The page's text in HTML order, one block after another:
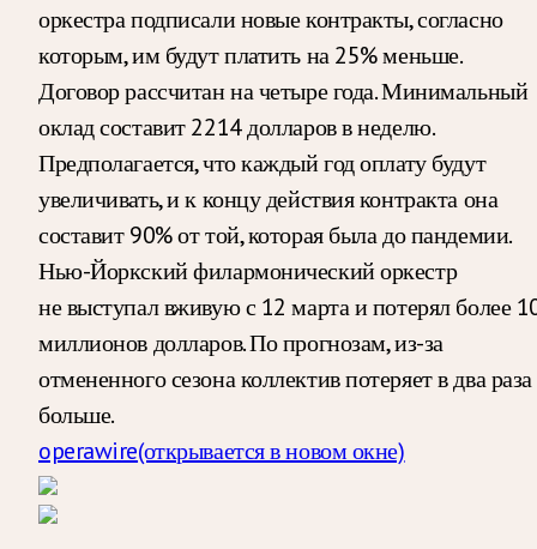
оркестра подписали новые контракты, согласно
которым, им будут платить на 25% меньше.
Договор рассчитан на четыре года. Минимальный
оклад составит 2214 долларов в неделю.
Предполагается, что каждый год оплату будут
увеличивать, и к концу действия контракта она
составит 90% от той, которая была до пандемии.
Нью-Йоркский филармонический оркестр
не выступал вживую с 12 марта и потерял более
миллионов долларов. По прогнозам, из-за
отмененного сезона коллектив потеряет в два раза
больше.
operawire(открывается в новом окне)